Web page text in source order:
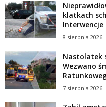
klatkach
8 sierpnia 2026
Nastolatek
Wezwano
7 sierpnia 2026